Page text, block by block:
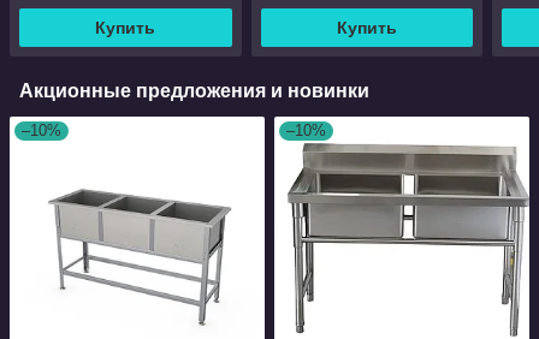
Купить Купить
Акционные предложения и новинки
–10% –10%